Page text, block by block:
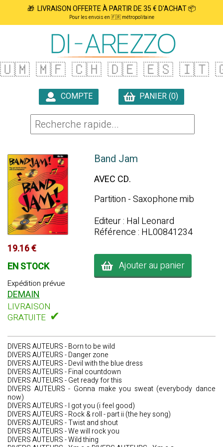
🎁 LIVRAISON OFFERTE À PARTIR DE 35 € D'ACHAT 📦
Pour les envois en 🇫🇷 métropolitaine
🇺🇲 🇲🇫 🇨🇭 🇩🇪 🇪🇸 🇮🇹
COMPTE
PANIER (0)
19.16 €
EN STOCK
Expédition prévue
DEMAIN
LIVRAISON
GRATUITE ✔
Band Jam
AVEC CD.
Partition - Saxophone mib
Editeur : Hal Leonard
Référence : HL00841234
Ajouter au panier
DIVERS AUTEURS - Born to be wild
DIVERS AUTEURS - Danger zone
DIVERS AUTEURS - Devil with the blue dress
DIVERS AUTEURS - Final countdown
DIVERS AUTEURS - Get ready for this
DIVERS AUTEURS - Gonna make you sweat (everybody dance
now)
DIVERS AUTEURS - I got you (i feel good)
DIVERS AUTEURS - Rock & roll - part ii (the hey song)
DIVERS AUTEURS - Twist and shout
DIVERS AUTEURS - We will rock you
DIVERS AUTEURS - Wild thing